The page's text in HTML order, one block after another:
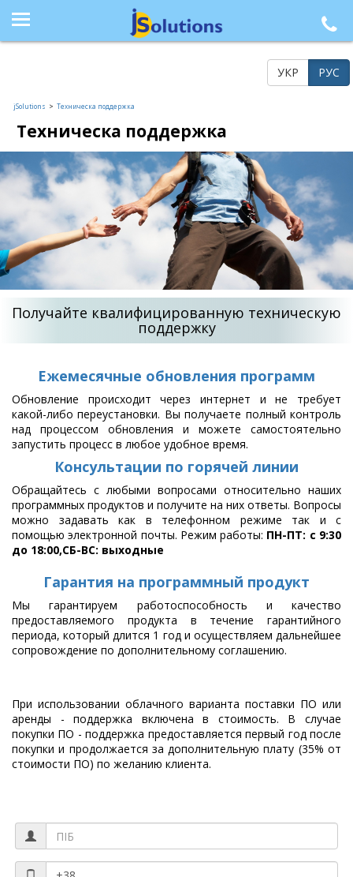
+38 (044) 564-77-33, +38 (095) 617-41-15, +38 (066) 986-85-23, +38 (073) 218-42-21
УКР РУС
jSolutions > Техническа поддержка
Техническа поддержка
Получайте квалифицированную техническую
поддержку
Ежемесячные обновления программ
Обновление происходит через интернет и не требует
какой-либо переустановки. Вы получаете полный контроль
над процессом обновления и можете самостоятельно
запустить процесс в любое удобное время.
Консультации по горячей линии
Обращайтесь с любыми вопросами относительно наших
программных продуктов и получите на них ответы. Вопросы
можно задавать как в телефонном режиме так и с
помощью электронной почты. Режим работы: ПН-ПТ: с 9:30
до 18:00,СБ-ВС: выходные
Гарантия на программный продукт
Мы гарантируем работоспособность и качество
предоставляемого продукта в течение гарантийного
периода, который длится 1 год и осуществляем дальнейшее
сопровождение по дополнительному соглашению.
При использовании облачного варианта поставки ПО или
аренды - поддержка включена в стоимость. В случае
покупки ПО - поддержка предоставляется первый год после
покупки и продолжается за дополнительную плату (35% от
стоимости ПО) по желанию клиента.